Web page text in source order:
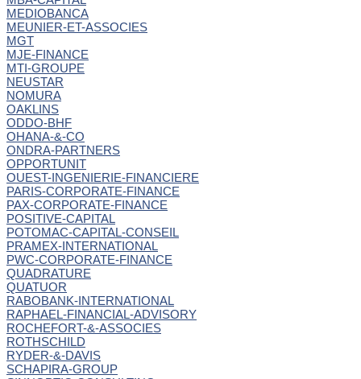
MEDIOBANCA
MEUNIER-ET-ASSOCIES
MGT
MJE-FINANCE
MTI-GROUPE
NEUSTAR
NOMURA
OAKLINS
ODDO-BHF
OHANA-&-CO
ONDRA-PARTNERS
OPPORTUNIT
OUEST-INGENIERIE-FINANCIERE
PARIS-CORPORATE-FINANCE
PAX-CORPORATE-FINANCE
POSITIVE-CAPITAL
POTOMAC-CAPITAL-CONSEIL
PRAMEX-INTERNATIONAL
PWC-CORPORATE-FINANCE
QUADRATURE
QUATUOR
RABOBANK-INTERNATIONAL
RAPHAEL-FINANCIAL-ADVISORY
ROCHEFORT-&-ASSOCIES
ROTHSCHILD
RYDER-&-DAVIS
SCHAPIRA-GROUP